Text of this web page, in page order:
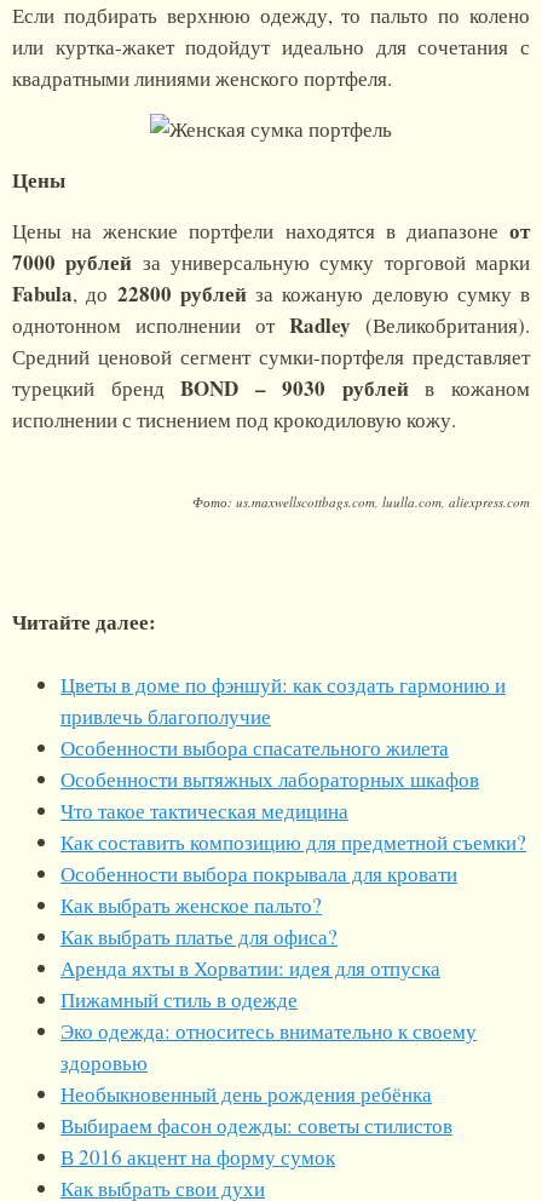
Если подбирать верхнюю одежду, то пальто по колено
или куртка-жакет подойдут идеально для сочетания с
квадратными линиями женского портфеля.
Цены
Цены на женские портфели находятся в диапазоне от
7000 рублей за универсальную сумку торговой марки
Fabula, до 22800 рублейза кожаную деловую сумку в
однотонном исполнении от Radley (Великобритания).
Средний ценовой сегмент сумки-портфеля представляет
турецкий брендBOND – 9030 рублейв кожаном
исполнении с тиснением под крокодиловую кожу.
Фото: us.maxwellscottbags.com, luulla.com, aliexpress.com
Читайте далее:
Цветы в доме по фэншуй: как создать гармонию и
привлечь благополучие
Особенности выбора спасательного жилета
Особенности вытяжных лабораторных шкафов
Что такое тактическая медицина
Как составить композицию для предметной съемки?
Особенности выбора покрывала для кровати
Как выбрать женское пальто?
Как выбрать платье для офиса?
Аренда яхты в Хорватии: идея для отпуска
Пижамный стиль в одежде
Эко одежда: относитесь внимательно к своему
здоровью
Необыкновенный день рождения ребёнка
Выбираем фасон одежды: советы стилистов
В 2016 акцент на форму сумок
Как выбрать свои духи